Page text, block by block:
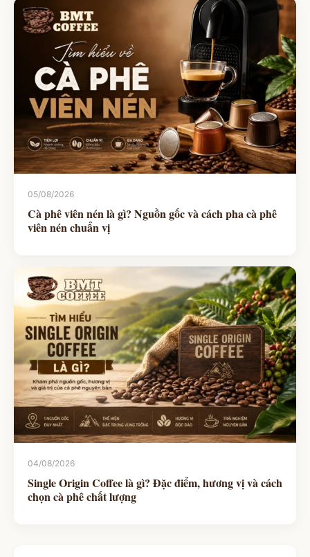
05/08/2026
Cà phê viên nén là gì? Nguồn gốc và cách pha cà phê
viên nén chuẩn vị
04/08/2026
Single Origin Coffee là gì? Đặc điểm, hương vị và cách
chọn cà phê chất lượng